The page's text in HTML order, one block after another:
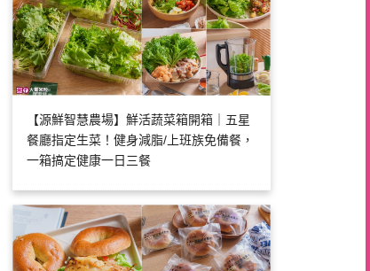
【源鮮智慧農場】鮮活蔬菜箱開箱｜五星
餐廳指定生菜！健身減脂/上班族免備餐，
一箱搞定健康一日三餐